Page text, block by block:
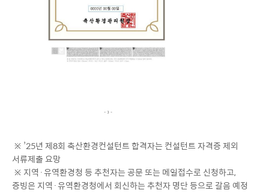
※ ’25년 제8회 축산환경컨설턴트 합격자는 컨설턴트 자격증 제외
서류제출 요망
※ 지역·유역환경청 등 추천자는 공문 또는 메일접수로 신청하고,
증빙은 지역·유역환경청에서 회신하는 추천자 명단 등으로 갈음 예정